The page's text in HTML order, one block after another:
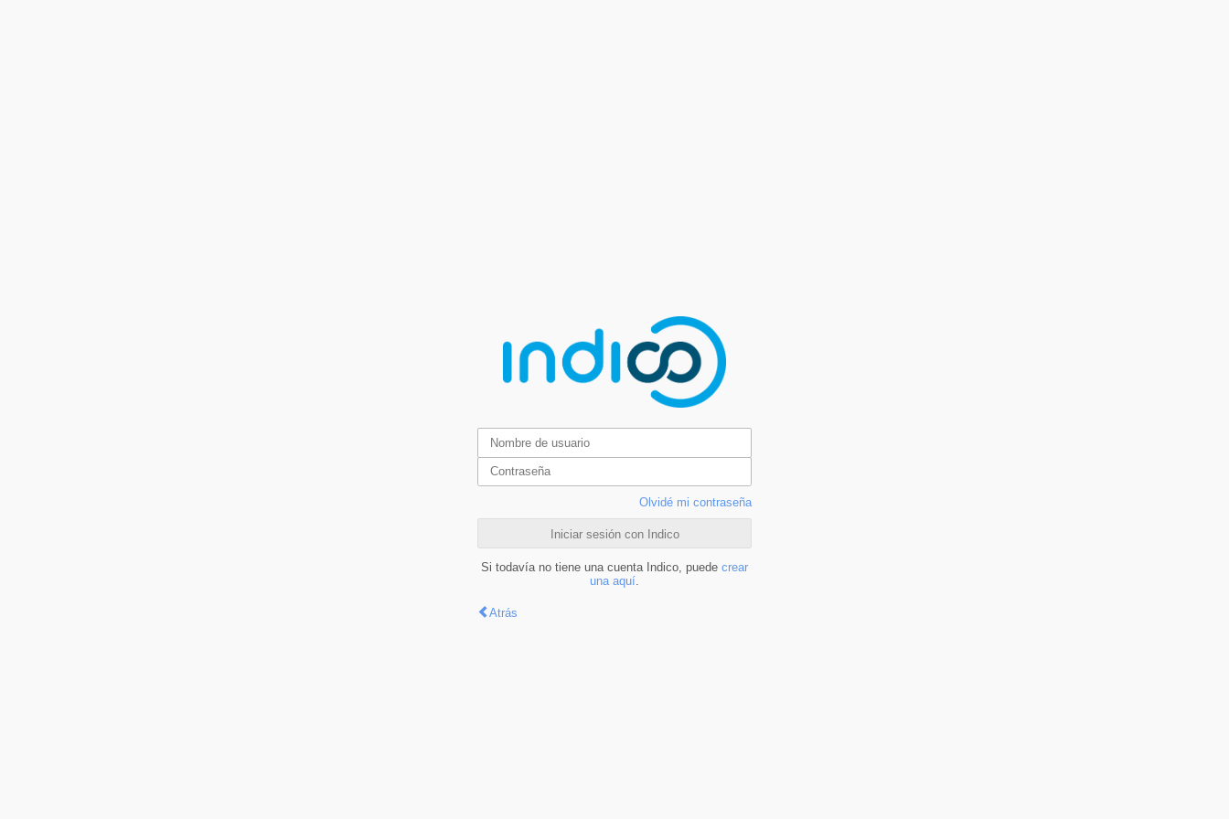
Olvidé mi contraseña
Iniciar sesión con Indico
Si todavía no tiene una cuenta Indico, puede crear
una aquí
Atrás